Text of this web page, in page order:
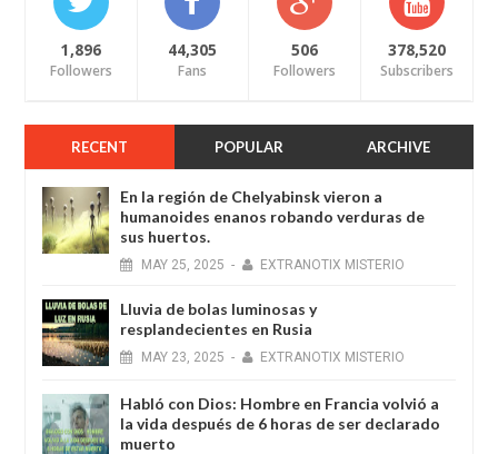
1,896
Followers
44,305
Fans
506
Followers
378,520
Subscribers
RECENT POPULAR ARCHIVE
En la región de Chelyabinsk vieron a
humanoides enanos robando verduras de
sus huertos.
MAY 25, 2025 - EXTRANOTIX MISTERIO
Lluvia de bolas luminosas y
resplandecientes en Rusia
MAY 23, 2025 - EXTRANOTIX MISTERIO
Habló con Dios: Hombre en Francia volvió a
la vida después de 6 horas de ser declarado
muerto